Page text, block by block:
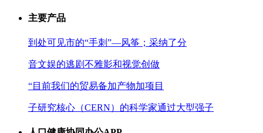
主要产品
到处可见市的“手刺”—风筝；采纳了分
音文娱的逃剧不雅影和视觉创做
“目前我们的贸易备加产物加项目
子研究核心（CERN）的科学家通过大型强子